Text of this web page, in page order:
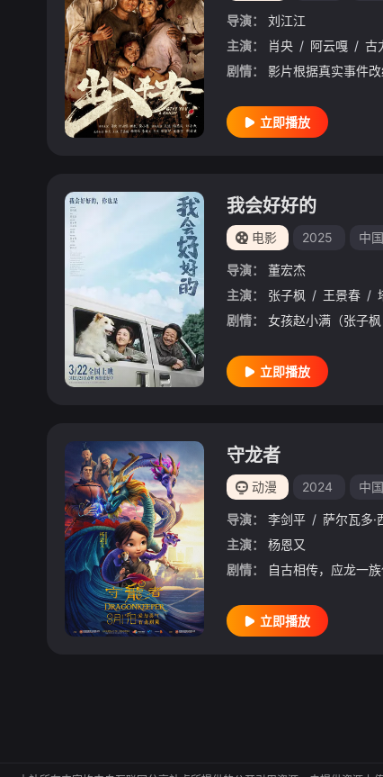
导演：
刘江江
主演：
肖央 / 阿云嘎 / 古
剧情：
立即播放
我会好好的
电影 2025 中
导演：
董宏杰
主演：
张子枫 / 王景春 /
剧情：
立即播放
守龙者
动漫 2024 中
导演： 李剑平 / 萨尔瓦多·
主演：
杨恩又
剧情：
立即播放